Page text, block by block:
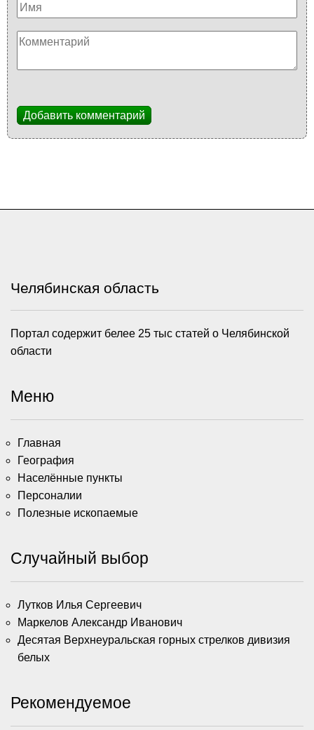
Добавить комментарий
Челябинская область
Портал содержит белее 25 тыс статей о Челябинской
области
Меню
Главная
География
Населённые пункты
Персоналии
Полезные ископаемые
Случайный выбор
Лутков Илья Сергеевич
Маркелов Александр Иванович
Десятая Верхнеуральская горных стрелков дивизия
белых
Рекомендуемое